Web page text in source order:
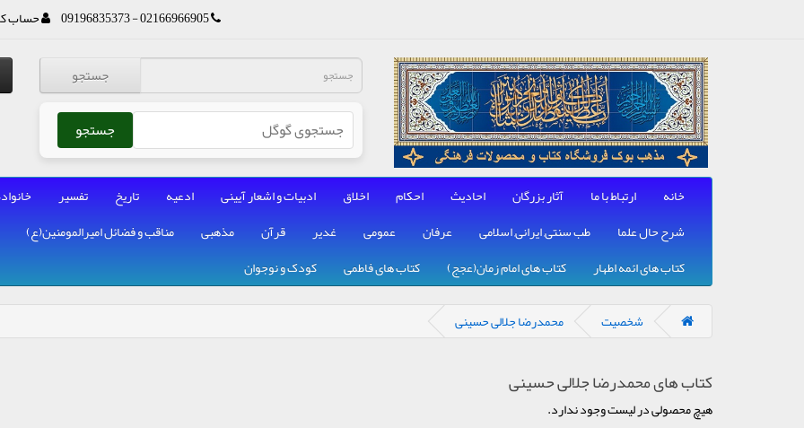
02166966905 - 09196835373 حساب
جستجو
جستجو
خانه ارتباط با ما آثار بزرگان احادیث احکام اخلاق ادبیات و اشعار آیینی ادعیه تاریخ تفسیر
شرح حال علما
طب سنتی, ایرانی, اسلامی عرفان عمومی غدیر قرآن مذهبی مناقب و فضائل امیرالمومنین(ع)
کتاب های ائمه اطهار
کتاب های امام زمان(عجج) کتاب های فاطمی کودک و نوجوان
شخصیت محمدرضا جلالی حسینی
کتاب های محمدرضا جلالی حسینی
هیچ محصولی در لیست وجود ندارد.